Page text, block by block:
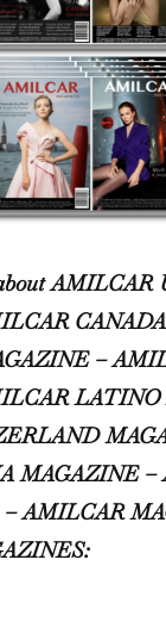
AMILCAR
–
MAGAZINE –
AMILCAR